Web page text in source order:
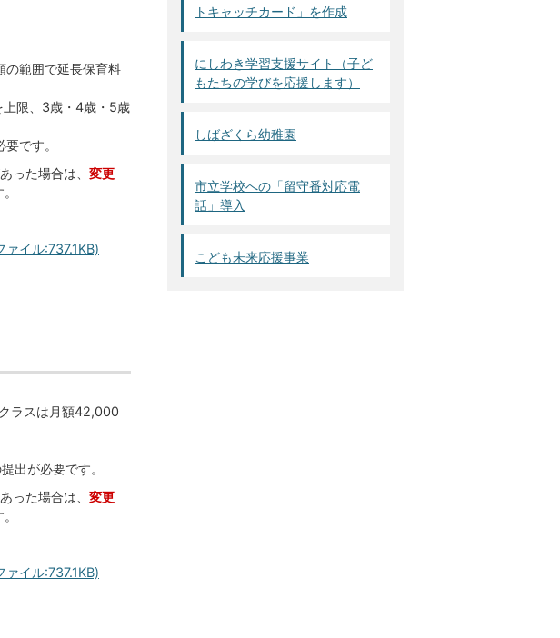
の範囲で延長保育料
限、3歳・4歳・5歳
です。
った場合は、 変更
イル:737.1KB)
ラスは月額42,000
出が必要です。
った場合は、 変更
イル:737.1KB)
トキャッチカード」を作成
にしわき学習支援サイト（子ど
もたちの学びを応援します）
しばざくら幼稚園
市立学校への「留守番対応電
話」導入
こども未来応援事業